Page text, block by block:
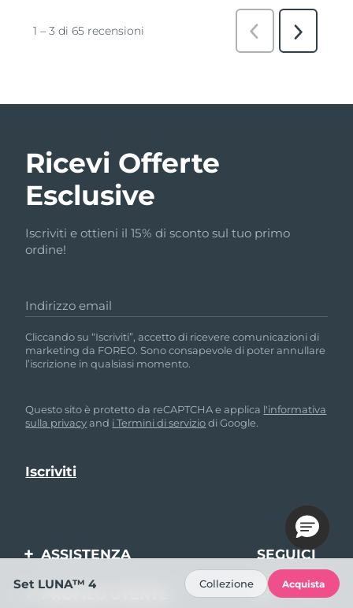
Ricevi Offerte
Esclusive
Iscriviti e ottieni il 15% di sconto sul tuo primo
ordine!
Indirizzo email
Cliccando su “Iscriviti”, accetto di ricevere comunicazioni di
marketing da FOREO. Sono consapevole di poter annullare
l’iscrizione in qualsiasi momento.
Questo sito è protetto da reCAPTCHA e applica l'informativa
sulla privacyand i Termini di serviziodi Google.
ASSISTENZA
Contattaci
SEGUICI
PROFILO UTENTE
Set LUNA™ 4 Collezione Acquista